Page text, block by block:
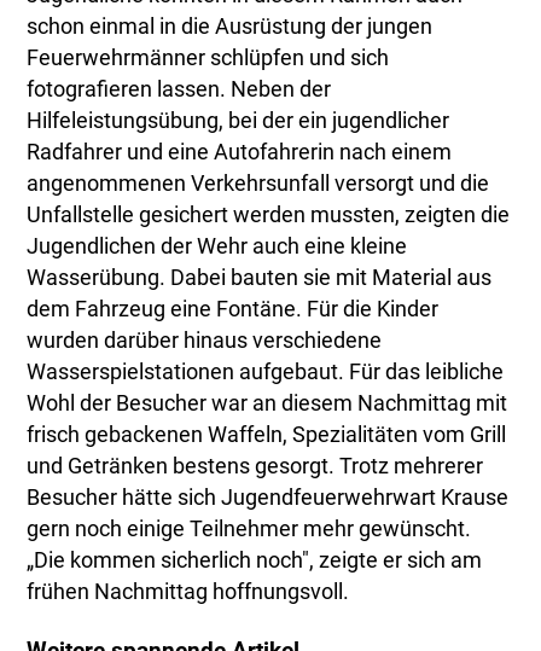
schon einmal in die Ausrüstung der jungen
Feuerwehrmänner schlüpfen und sich
fotografieren lassen. Neben der
Hilfeleistungsübung, bei der ein jugendlicher
Radfahrer und eine Autofahrerin nach einem
angenommenen Verkehrsunfall versorgt und die
Unfallstelle gesichert werden mussten, zeigten die
Jugendlichen der Wehr auch eine kleine
Wasserübung. Dabei bauten sie mit Material aus
dem Fahrzeug eine Fontäne. Für die Kinder
wurden darüber hinaus verschiedene
Wasserspielstationen aufgebaut. Für das leibliche
Wohl der Besucher war an diesem Nachmittag mit
frisch gebackenen Waffeln, Spezialitäten vom Grill
und Getränken bestens gesorgt. Trotz mehrerer
Besucher hätte sich Jugendfeuerwehrwart Krause
gern noch einige Teilnehmer mehr gewünscht.
„Die kommen sicherlich noch", zeigte er sich am
frühen Nachmittag hoffnungsvoll.